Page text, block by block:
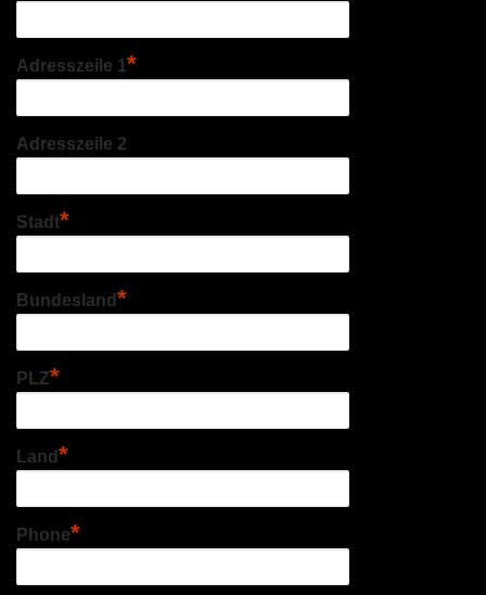
Adresszeile 1*
Adresszeile 2
Stadt*
Bundesland *
PLZ*
Land *
Phone*